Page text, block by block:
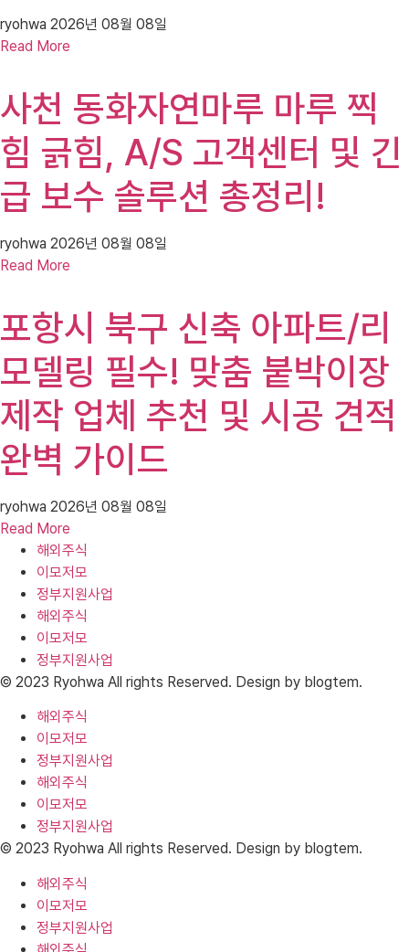
ryohwa 2026년 08월 08일
Read More
사천 동화자연마루 마루 찍
힘 긁힘, A/S 고객센터 및 긴
급 보수 솔루션 총정리!
ryohwa 2026년 08월 08일
Read More
포항시 북구 신축 아파트/리
모델링 필수! 맞춤 붙박이장
제작 업체 추천 및 시공 견적
완벽 가이드
ryohwa 2026년 08월 08일
Read More
해외주식
이모저모
정부지원사업
해외주식
이모저모
정부지원사업
© 2023 Ryohwa All rights Reserved. Design by blogtem.
해외주식
이모저모
정부지원사업
해외주식
이모저모
정부지원사업
© 2023 Ryohwa All rights Reserved. Design by blogtem.
해외주식
이모저모
정부지원사업